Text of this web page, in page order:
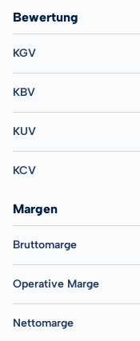
Bewertung
KGV
KBV
KUV
KCV
Margen
Bruttomarge
Operative Marge
Nettomarge